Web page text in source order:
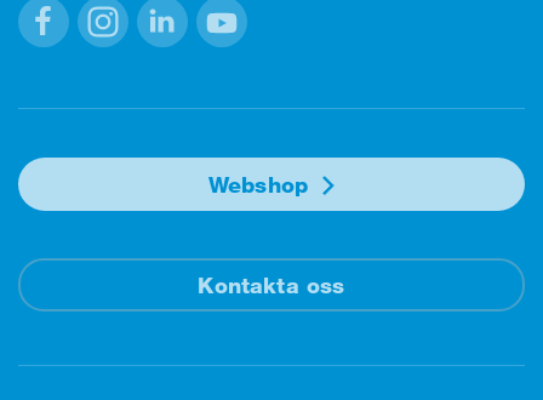
Webshop
Kontakta oss